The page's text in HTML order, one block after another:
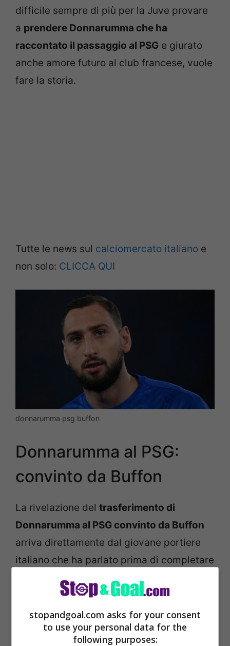
difficile sempre di più per la Juve provare
a prendere Donnarumma che ha
raccontato il passaggio al PSG e giurato
anche amore futuro al club francese, vuole
fare la storia.
Tutte le news sul calciomercato italiano e
non solo: CLICCA QUI
donnarumma psg buffon
Donnarumma al PSG:
convinto da Buffon
La rivelazione del trasferimento di
Donnarumma al PSG convinto da Buffon
arriva direttamente dal giovane portiere
italiano che ha parlato prima di completare
il passaggio con il suo idolo, che negli anni
scorsi lasciò proprio la Juve per approdare
a Parigi.
stopandgoal.com asks for your consent
to use your personal data for the
following purposes: